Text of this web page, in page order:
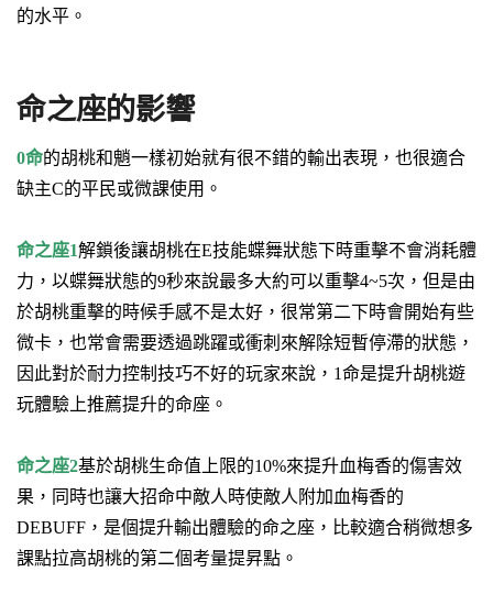
的水平。
命之座的影響
0命的胡桃和魈一樣初始就有很不錯的輸出表現，也很適合
缺主C的平民或微課使用。
命之座1解鎖後讓胡桃在E技能蝶舞狀態下時重擊不會消耗體
力 ，以蝶舞狀態的9秒來說最多大約可以重擊4~5次，但是由
於胡桃重擊的時候手感不是太好 ，很常第二下時會開始有些
微卡，也常會需要透過跳躍或衝刺來解除短暫停滯的狀態，
因此對於耐力控制技巧不好的玩家來說， 1命是提升胡桃遊
玩體驗上推薦提升的命座 。
命之座2基於胡桃生命值上限的10%來提升血梅香的傷害效
果，同時也讓大招命中敵人時使敵人附加血梅香的
DEBUFF，是個提升輸出體驗的命之座，比較適合稍微想多
課點拉高胡桃的第二個考量提昇點。